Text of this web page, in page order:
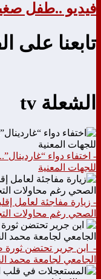
فيديو ..طفل
تابعنا على
الشعلة tv
- اختفاء دواء
للجهات المعنية
- زيارة مفاجئة لعامل
الصحي رغم محاولات
- ابن جرير تحتضن ثورة
الجامعي لجامعة محمد